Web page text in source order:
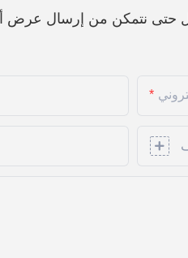
حتى نتمكن من إرسال